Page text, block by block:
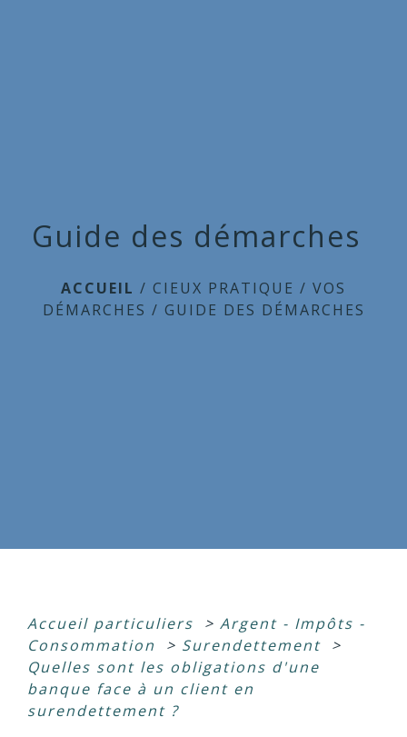
Guide des démarches
ACCUEIL / CIEUX PRATIQUE / VOS
DÉMARCHES / GUIDE DES DÉMARCHES
Accueil particuliers > Argent - Impôts -
Consommation
> Surendettement >
Quelles sont les obligations d'une
banque face à un client en
surendettement ?